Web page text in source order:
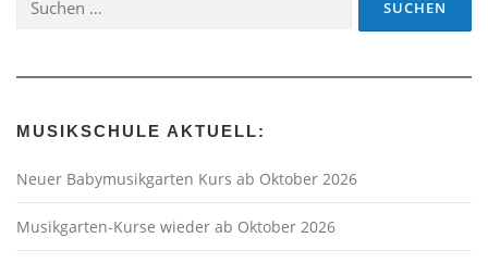
nach:
MUSIKSCHULE AKTUELL:
Neuer Babymusikgarten Kurs ab Oktober 2026
Musikgarten-Kurse wieder ab Oktober 2026